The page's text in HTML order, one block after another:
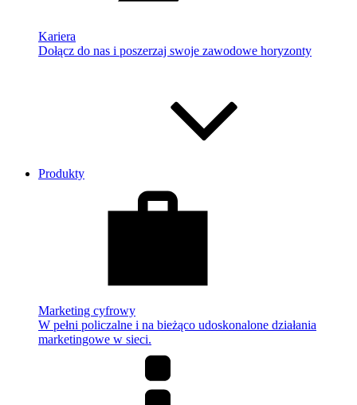
Kariera
Dołącz do nas i poszerzaj swoje zawodowe horyzonty
Produkty
Marketing cyfrowy
W pełni policzalne i na bieżąco udoskonalone działania
marketingowe w sieci.